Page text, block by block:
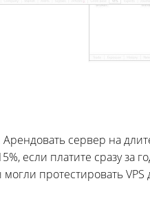
Арендовать сервер на
если платите сразу
протестировать